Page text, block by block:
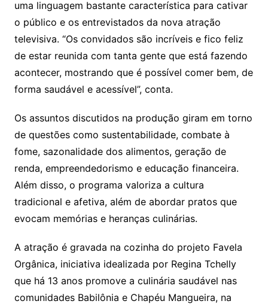
uma linguagem bastante característica para cativar
o público e os entrevistados da nova atração
televisiva. “Os convidados são incríveis e fico feliz
de estar reunida com tanta gente que está fazendo
acontecer, mostrando que é possível comer bem, de
forma saudável e acessível”, conta.
Os assuntos discutidos na produção giram em torno
de questões como sustentabilidade, combate à
fome, sazonalidade dos alimentos, geração de
renda, empreendedorismo e educação financeira.
Além disso, o programa valoriza a cultura
tradicional e afetiva, além de abordar pratos que
evocam memórias e heranças culinárias.
A atração é gravada na cozinha do projeto Favela
Orgânica, iniciativa idealizada por Regina Tchelly
que há 13 anos promove a culinária saudável nas
comunidades Babilônia e Chapéu Mangueira, na